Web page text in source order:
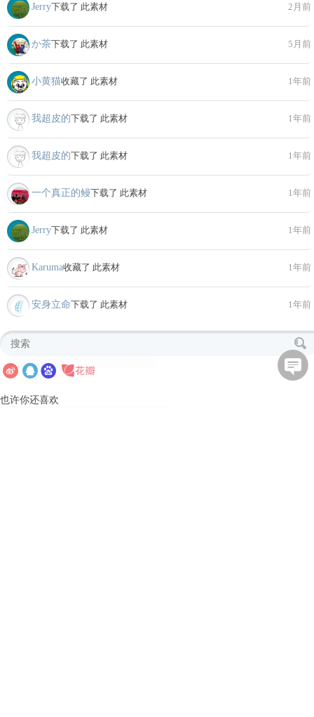
Jerry下载了 此素材 2月前
か茶下载了 此素材 5月前
小黄猫收藏了 此素材 1年前
我超皮的下载了 此素材 1年前
我超皮的下载了 此素材 1年前
一个真正的鳗下载了 此素材 1年前
Jerry下载了 此素材 1年前
Karuma收藏了 此素材 1年前
安身立命下载了 此素材 1年前
也许你还喜欢